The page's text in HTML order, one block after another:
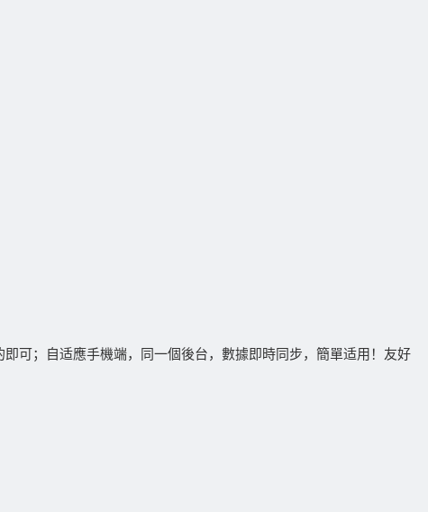
可；自适應手機端，同一個後台，數據即時同步，簡單适用！友好